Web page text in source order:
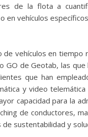
de la flota a
en vehículos
vehículos en tiempo
de Geotab, las que
que han
y video
capacidad para la
de conductores,
sustentabilidad y